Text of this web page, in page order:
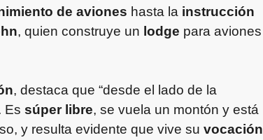
de aviones hasta la instrucción
, quien construye un lodge para aviones
, destaca que “desde el lado de la
Es súper libre, se vuela un montón y está
y resulta evidente que vive su vocación